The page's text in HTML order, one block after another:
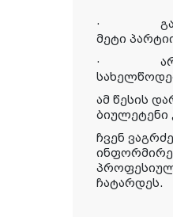
·
მეტი
·
ამ წესის
ბიულეტენი
ჩვენ
პროფესიულ
ჩატარდეს.